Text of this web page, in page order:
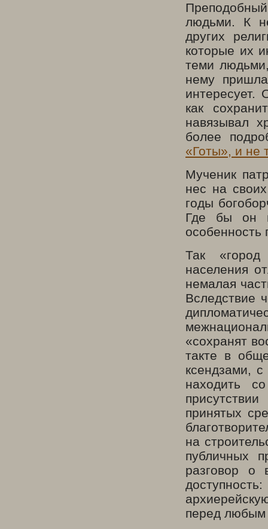
людьми. К
других
которые их
теми
нему
интересует.
как
навязывал
более
«Готы», и не
Мученик
нес на
годы
Где бы он
Так «город
населения
немалая
Вследствие
«сохранят
такте в
ксендзами,
находить
принятых
на
публичных
разговор о
перед любым